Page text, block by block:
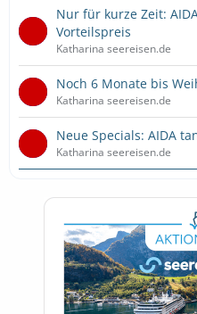
Nur für kurze Zeit:
Vorteilspreis
Katharina seereisen.de
Noch 6 Monate bis
Katharina seereisen.de
Neue Specials: AIDA
Katharina seereisen.de